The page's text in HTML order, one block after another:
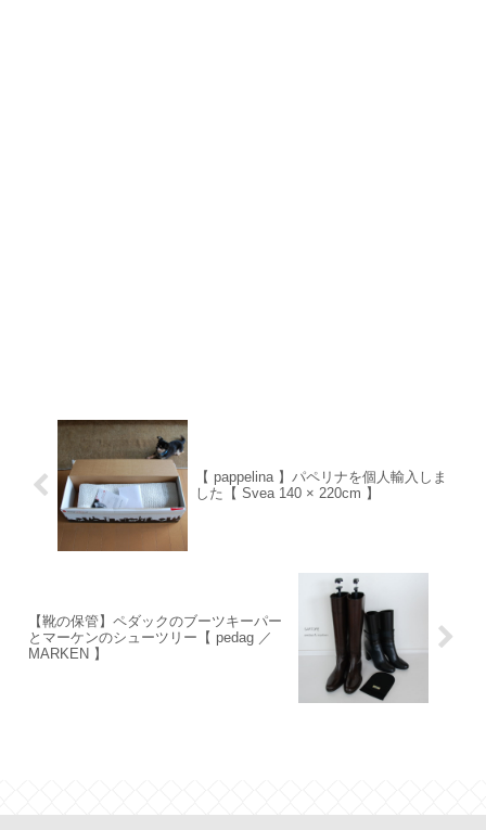
【 pappelina 】パペリナを個人輸入しま
した【 Svea 140 × 220cm 】
【靴の保管】ペダックのブーツキーパー
とマーケンのシューツリー【 pedag ／
MARKEN 】